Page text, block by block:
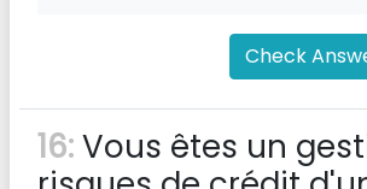
Check
16:Vous êtes un